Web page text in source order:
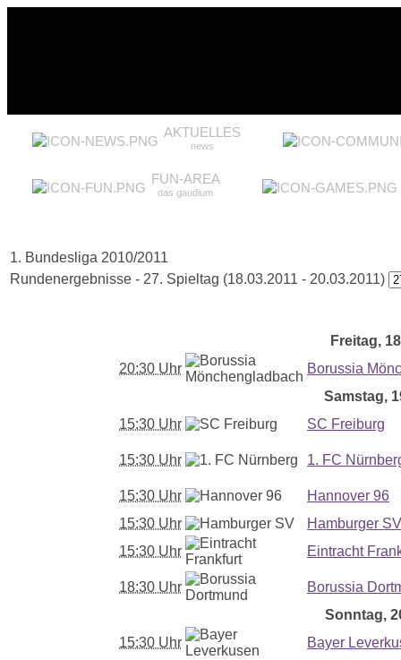
AKTUELLES
news
FUN-AREA
das gaudium
1. Bundesliga 2010/2011
Rundenergebnisse - 27. Spieltag (18.03.2011 - 20.03.2011)
Freitag,
20:30 Uhr
Borussia
Samstag,
15:30 Uhr
SC Freiburg
15:30 Uhr 1. FC
15:30 Uhr
Hannover 96
15:30 Uhr
Hamburger SV
15:30 Uhr
Eintracht
18:30 Uhr
Borussia
Sonntag,
15:30 Uhr
Bayer